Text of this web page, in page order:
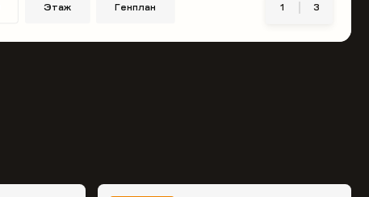
Этаж Генплан 1 3